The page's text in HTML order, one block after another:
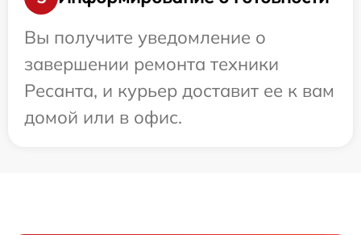
Вы получите уведомление о
завершении ремонта техники
Ресанта, и курьер доставит ее к вам
домой или в офис.